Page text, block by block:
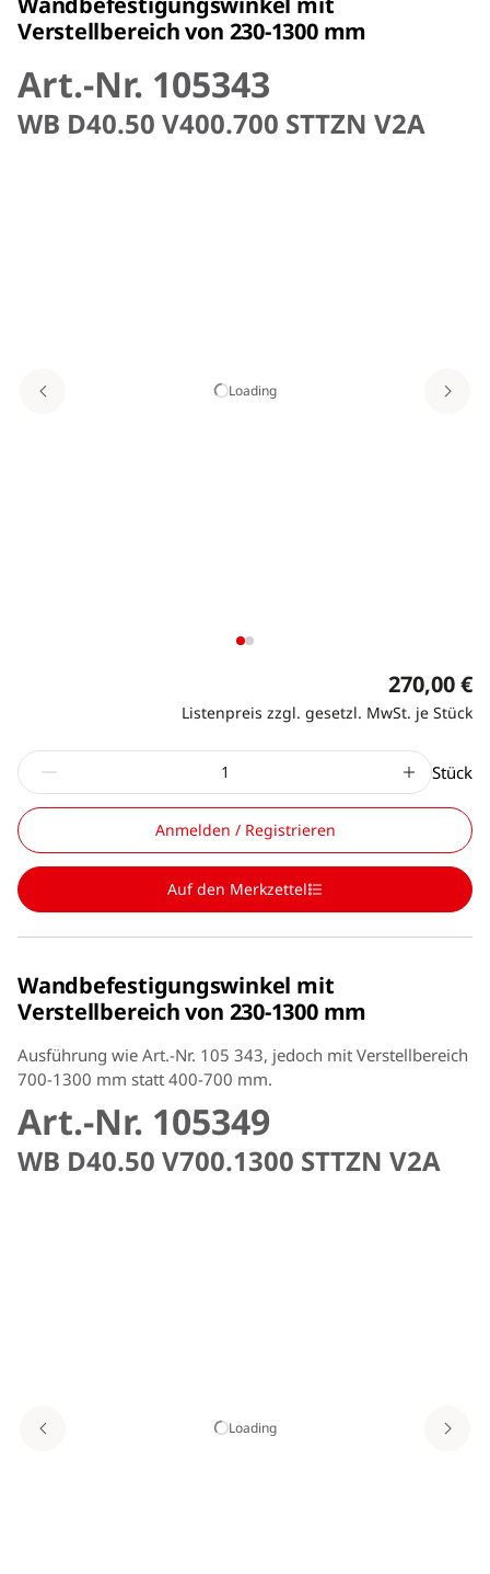
Verstellbereich von 230-1300 mm
Art.-Nr. 105343
WB D40.50 V400.700 STTZN V2A
Loading
270,00 €
Listenpreis zzgl. gesetzl. MwSt. je Stück
Stück
Anmelden / Registrieren
Auf den Merkzettel
Wandbefestigungswinkel mit
Verstellbereich von 230-1300 mm
Ausführung wie Art.-Nr. 105 343, jedoch mit Verstellbereich
700-1300 mm statt 400-700 mm.
Art.-Nr. 105349
WB D40.50 V700.1300 STTZN V2A
Loading